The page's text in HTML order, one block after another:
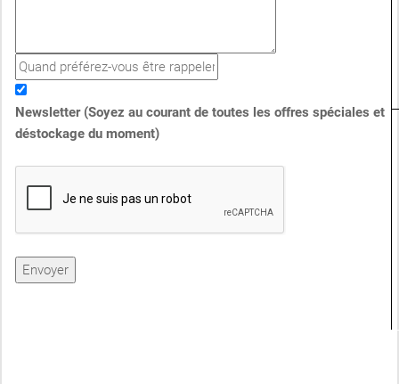
Newsletter (Soyez au courant de toutes les offres spéciales et
déstockage du moment)